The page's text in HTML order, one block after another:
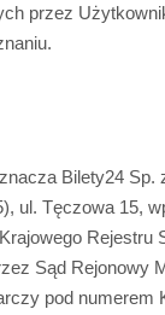
przez
Bilety24 Sp.
ul. Tęczowa 15,
Rejestru
Sąd Rejonowy
pod numerem